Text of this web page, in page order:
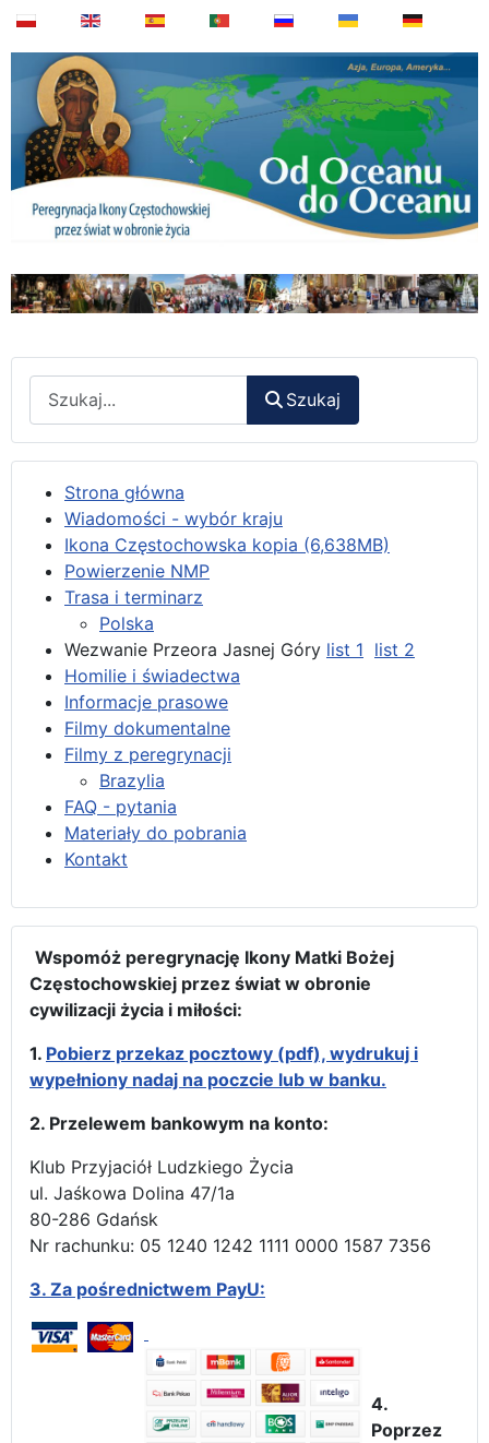
Szukaj
Strona główna
Wiadomości - wybór kraju
Ikona Częstochowska kopia (6,638MB)
Powierzenie NMP
Trasa i terminarz
Polska
Wezwanie Przeora Jasnej Góry list 1 list 2
Homilie i świadectwa
Informacje prasowe
Filmy dokumentalne
Filmy z peregrynacji
Brazylia
FAQ - pytania
Materiały do pobrania
Kontakt
Wspomóż peregrynację Ikony Matki Bożej
Częstochowskiej przez świat w obronie
cywilizacji życia i miłości:
1. Pobierz przekaz pocztowy (pdf), wydrukuj i
wypełniony nadaj na poczcie lub w banku.
2. Przelewem bankowym na konto:
Klub Przyjaciół Ludzkiego Życia
ul. Jaśkowa Dolina 47/1a
80-286 Gdańsk
Nr rachunku: 05 1240 1242 1111 0000 1587 7356
3. Za pośrednictwem PayU:
4.
Poprzez